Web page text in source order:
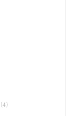
(4)